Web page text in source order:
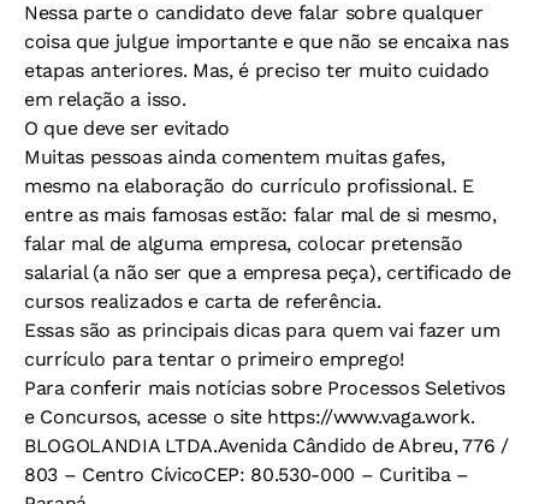
Nessa parte o candidato deve falar sobre qualquer
coisa que julgue importante e que não se encaixa nas
etapas anteriores. Mas, é preciso ter muito cuidado
em relação a isso.
O que deve ser evitado
Muitas pessoas ainda comentem muitas gafes,
mesmo na elaboração do currículo profissional. E
entre as mais famosas estão: falar mal de si mesmo,
falar mal de alguma empresa, colocar pretensão
salarial (a não ser que a empresa peça), certificado de
cursos realizados e carta de referência.
Essas são as principais dicas para quem vai fazer um
currículo para tentar o primeiro emprego!
Para conferir mais notícias sobre Processos Seletivos
e Concursos, acesse o site https://www.vaga.work.
BLOGOLANDIA LTDA.Avenida Cândido de Abreu, 776 /
803 – Centro CívicoCEP: 80.530-000 – Curitiba –